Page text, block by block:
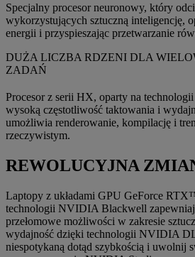
Specjalny procesor neuronowy, który
wykorzystujących sztuczną inteligencję,
energii i przyspieszając przetwarzanie
DUŻA LICZBA RDZENI DLA
ZADAŃ
Procesor z serii HX, oparty na
wysoką częstotliwość taktowania i
umożliwia renderowanie, kompilację i
rzeczywistym.
REWOLUCYJNA
Laptopy z układami GPU GeForce
technologii NVIDIA Blackwell
przełomowe możliwości w zakresie
wydajność dzięki technologii NVIDIA
niespotykaną dotąd szybkością i uwolnij